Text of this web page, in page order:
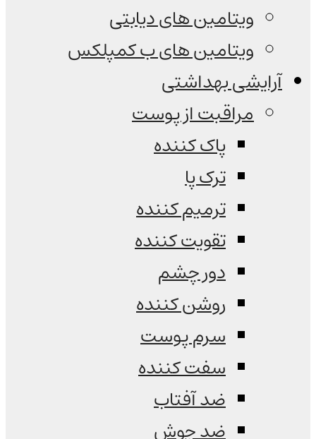
ویتامین های دیابتی
ویتامین های ب کمپلکس
آرایشی بهداشتی
مراقبت از پوست
پاک کننده
ترک پا
ترمیم کننده
تقویت کننده
دور چشم
روشن کننده
سرم پوست
سفت کننده
ضد آفتاب
ضد جوش